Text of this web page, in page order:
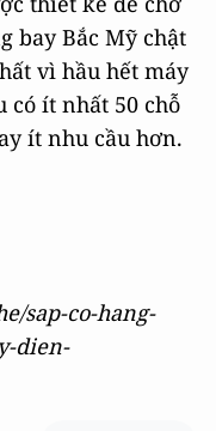
bay Bắc Mỹ chật
vì hầu hết máy
có ít nhất 50 chỗ
ít nhu cầu hơn.
sap-co-hang-
dien-